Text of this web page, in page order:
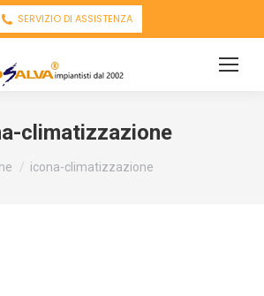
SERVIZIO DI ASSISTENZA
climatizzazione
are here:icona-climatizzazione